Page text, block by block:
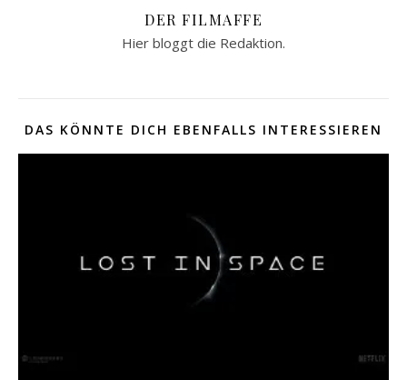
DER FILMAFFE
Hier bloggt die Redaktion.
DAS KÖNNTE DICH EBENFALLS INTERESSIEREN